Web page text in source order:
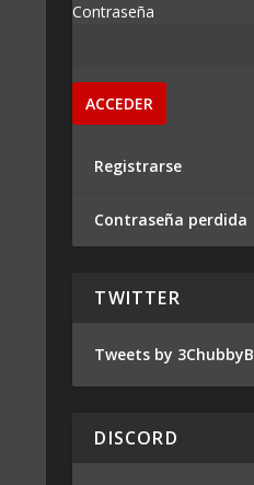
Contraseña
Registrarse
Contraseña perdida
TWITTER
Tweets by 3ChubbyB
DISCORD